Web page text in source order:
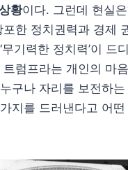
황이다. 그런데 현실
한 정치권력과 경제
무기력한 정치력’이 드
럼프라는 개인의 마
구나 자리를 보전하
지를 드러낸다고 어